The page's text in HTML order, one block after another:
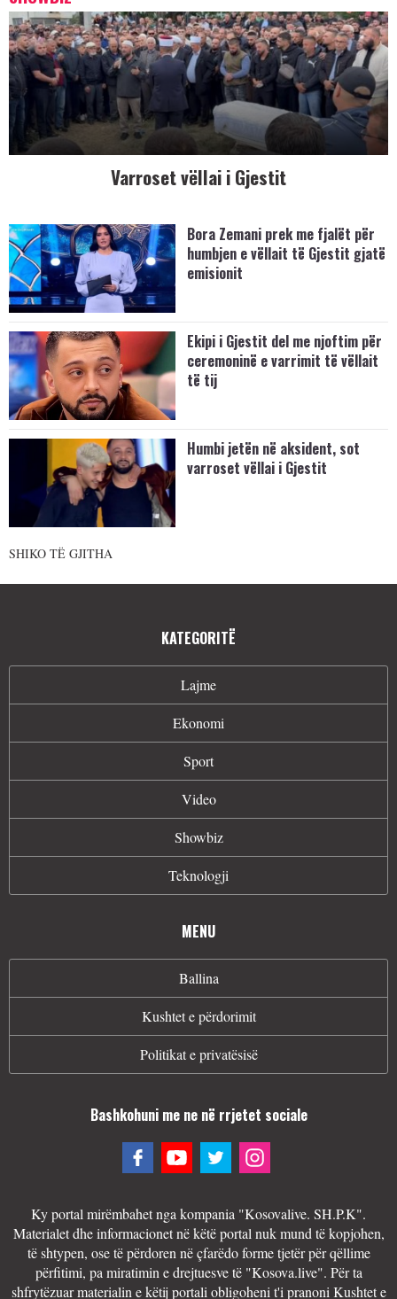
Varroset vëllai i Gjestit
Bora Zemani prek me fjalët për
humbjen e vëllait të Gjestit gjatë
emisionit
Ekipi i Gjestit del me njoftim për
ceremoninë e varrimit të vëllait
të tij
Humbi jetën në aksident, sot
varroset vëllai i Gjestit
SHIKO TË GJITHA
KATEGORITË
Lajme
Ekonomi
Sport
Video
Showbiz
Teknologji
MENU
Ballina
Kushtet e përdorimit
Politikat e privatësisë
Bashkohuni me ne në rrjetet sociale
Ky portal mirëmbahet nga kompania "Kosovalive. SH.P.K".
Materialet dhe informacionet në këtë portal nuk mund të kopjohen,
të shtypen, ose të përdoren në çfarëdo forme tjetër për qëllime
përfitimi, pa miratimin e drejtuesve të "Kosova.live". Për ta
shfrytëzuar materialin e këtij portali obligoheni t'i pranoni Kushtet e